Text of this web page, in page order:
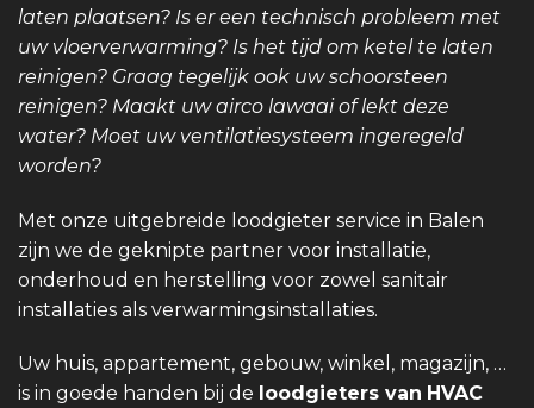
laten plaatsen? Is er een technisch probleem met
uw vloerverwarming? Is het tijd om ketel te laten
reinigen? Graag tegelijk ook uw schoorsteen
reinigen? Maakt uw airco lawaai of lekt deze
water? Moet uw ventilatiesysteem ingeregeld
worden?
Met onze uitgebreide loodgieter service in Balen
zijn we de geknipte partner voor installatie,
onderhoud en herstelling voor zowel sanitair
installaties als verwarmingsinstallaties.
Uw huis, appartement, gebouw, winkel, magazijn, …
is in goede handen bij de loodgieters van HVAC